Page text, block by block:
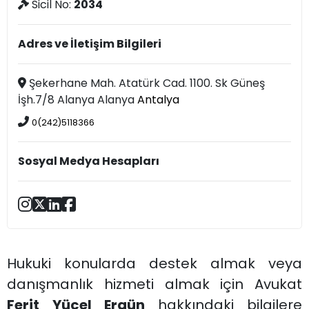
Sicil No: 2034
Adres ve İletişim Bilgileri
Şekerhane Mah. Atatürk Cad. 1100. Sk Güneş
İşh.7/8 Alanya AlanyaAntalya
0(242)5118366
Sosyal Medya Hesapları
Hukuki konularda destek almak veya
danışmanlık hizmeti almak için Avukat
Ferit Yücel Ergün hakkındaki bilgilere